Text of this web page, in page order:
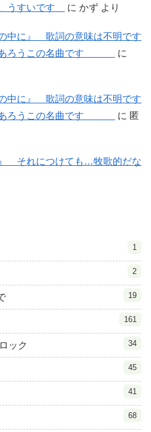
うすいです
に かず より
中に』 歌詞の意味は不明です
あろうこの名曲です
に
中に』 歌詞の意味は不明です
あろうこの名曲です
に 匿
それにつけても…牧歌的だな
1
2
19
161
ック 34
45
41
68